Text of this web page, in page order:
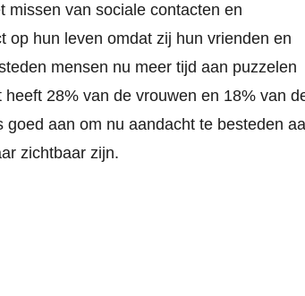
missen van sociale contacten en
op hun leven omdat zij hun vrienden en
mensen nu meer tijd aan puzzelen
28% van de vrouwen en 18% van
aan om nu aandacht te besteden
zichtbaar zijn.